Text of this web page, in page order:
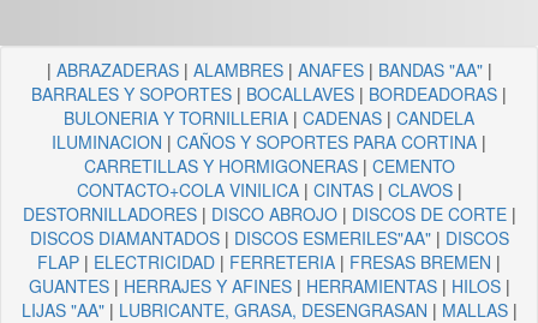
| ABRAZADERAS| ALAMBRES| ANAFES| BANDAS "AA"|
BARRALES Y SOPORTES | BOCALLAVES | BORDEADORAS |
BULONERIA Y TORNILLERIA | CADENAS | CANDELA
ILUMINACION | CAÑOS Y SOPORTES PARA CORTINA |
CARRETILLAS Y HORMIGONERAS| CEMENTO
CONTACTO+COLA VINILICA| CINTAS| CLAVOS|
DESTORNILLADORES| DISCO ABROJO| DISCOS DE CORTE|
DISCOS DIAMANTADOS| DISCOS ESMERILES"AA"| DISCOS
FLAP | ELECTRICIDAD | FERRETERIA | FRESAS BREMEN |
GUANTES| HERRAJES Y AFINES| HERRAMIENTAS| HILOS|
LIJAS "AA"| LUBRICANTE, GRASA, DESENGRASAN | MALLAS|